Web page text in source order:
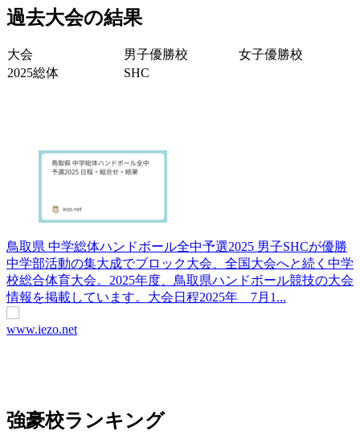
過去大会の結果
大会 男子優勝校
女子優勝校
2025総体
SHC
鳥取県 中学総体ハンドボール全中予選2025 男子SHCが優勝
中学部活動の集大成でブロック大会、全国大会へと続く中学
校総合体育大会。2025年度、鳥取県ハンドボール競技の大会
情報を掲載しています。大会日程2025年 7月1...
www.iezo.net
強豪校ランキング